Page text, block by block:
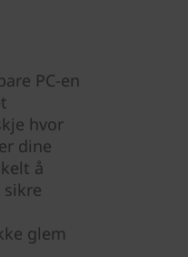
PC-en
hvor
dine
å
glem